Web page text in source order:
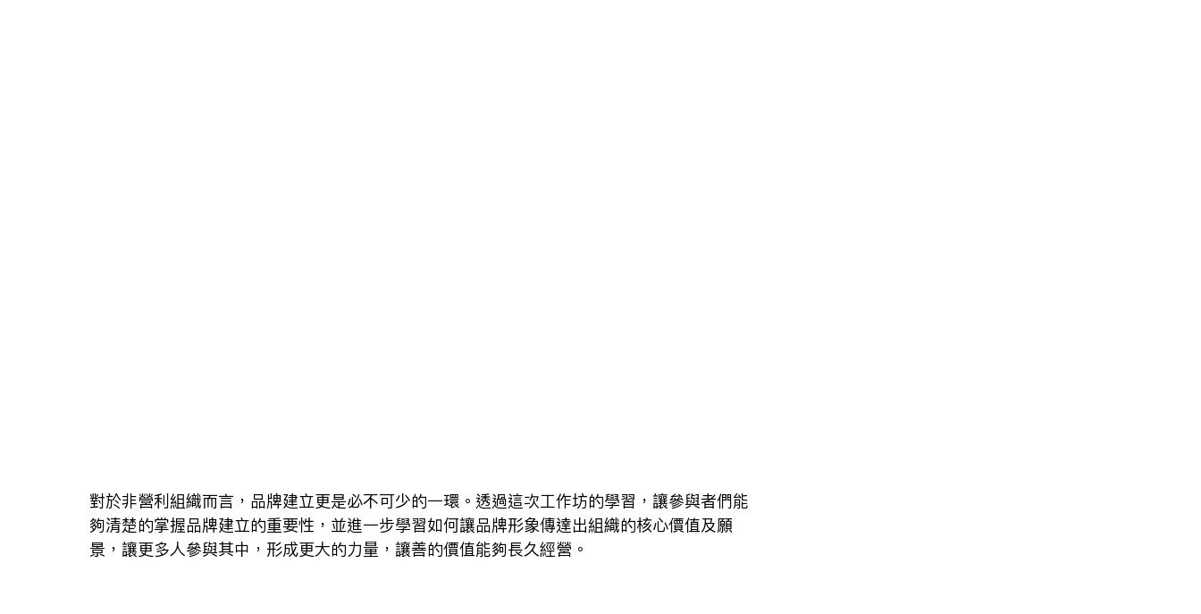
對於非營利組織而言，品牌建立更是必不可少的一環。透過這次工作坊的學習，讓參與者們能
夠清楚的掌握品牌建立的重要性，並進一步學習如何讓品牌形象傳達出組織的核心價值及願
景，讓更多人參與其中，形成更大的力量，讓善的價值能夠長久經營。